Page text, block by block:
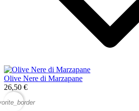
Olive Nere di Marzapane
26,50 €